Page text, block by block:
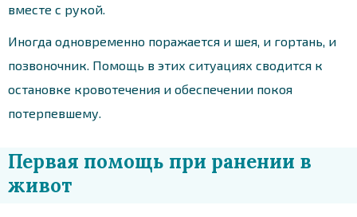
вместе с рукой.
Иногда одновременно поражается и шея, и гортань, и
позвоночник. Помощь в этих ситуациях сводится к
остановке кровотечения и обеспечении покоя
потерпевшему.
Первая помощь при ранении в
живот